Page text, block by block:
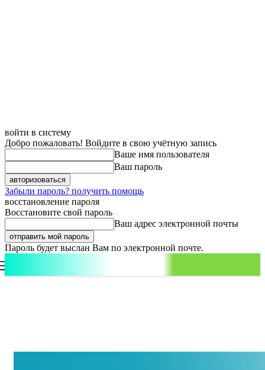
войти в систему
Добро пожаловать! Войдите в свою учётную запись
Ваше имя пользователя
Ваш пароль
Забыли пароль? получить помощь
восстановление пароля
Восстановите свой пароль
Ваш адрес электронной почты
Пароль будет выслан Вам по электронной почте.